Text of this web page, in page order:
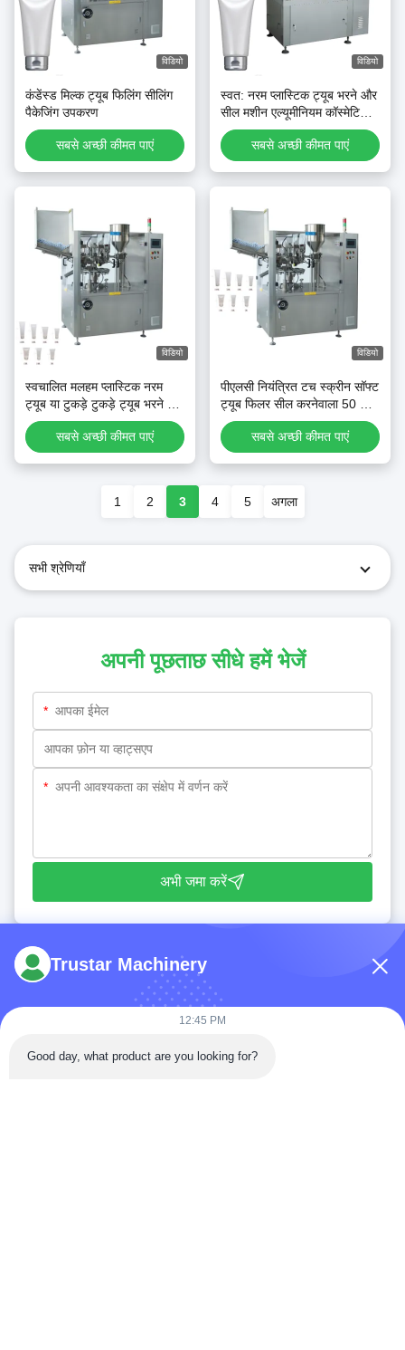
विडियो
कंडेंस्ड मिल्क ट्यूब फिलिंग सीलिंग
पैकेजिंग उपकरण
सबसे अच्छी कीमत पाएं
विडियो
स्वत: नरम प्लास्टिक ट्यूब भरने और
सील मशीन एल्यूमीनियम कॉस्मेटिक
क्रीम ट्यूब टूथपेस्ट ट्यूब भरने की
मशीन
सबसे अच्छी कीमत पाएं
विडियो
स्वचालित मलहम प्लास्टिक नरम
ट्यूब या टुकड़े टुकड़े ट्यूब भरने और
सील मशीन
सबसे अच्छी कीमत पाएं
विडियो
पीएलसी नियंत्रित टच स्क्रीन सॉफ्ट
ट्यूब फिलर सील करनेवाला 50 से
220 मिमी तक के टुकड़े टुकड़े ट्यूबों
के लिए
सबसे अच्छी कीमत पाएं
1 2 3 4 5 अगला
सभी श्रेणियाँ
अपनी पूछताछ सीधे हमें भेजें
*
*
अभी जमा करें
टेलीफोन: 86-180-5882-0351
Trustar Machinery
12:45 PM
Good day, what product are you looking for?